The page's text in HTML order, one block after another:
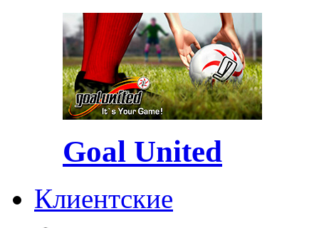
Goal United
Клиентские